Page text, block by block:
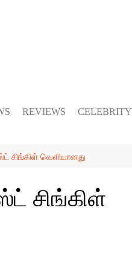
REVIEWS CELEBRITY
சிங்கிள் வெளியானது
சிங்கிள்